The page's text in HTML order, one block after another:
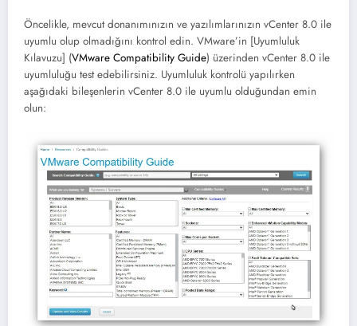
Öncelikle, mevcut donanımınızın ve yazılımlarınızın vCenter 8.0 ile
uyumlu olup olmadığını kontrol edin. VMware’in [Uyumluluk
Kılavuzu] (VMware Compatibility Guide) üzerinden vCenter 8.0 ile
uyumluluğu test edebilirsiniz. Uyumluluk kontrolü yapılırken
aşağıdaki bileşenlerin vCenter 8.0 ile uyumlu olduğundan emin
olun: